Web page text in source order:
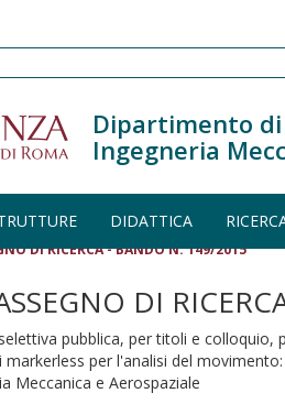
Dipartimento di
Ingegneria
DIDATTICA
DI RICERCA - BANDO N. 149/2015
DI
pubblica, per titoli e
markerless per l'analisi del
Meccanica e Aerospaziale